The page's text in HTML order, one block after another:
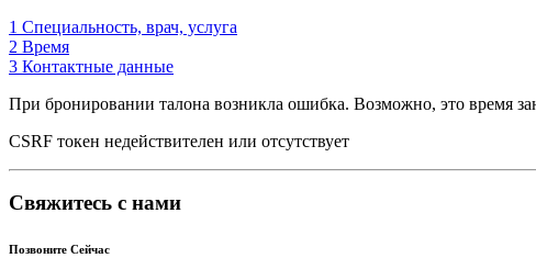
1 Специальность, врач, услуга
2 Время
3 Контактные данные
При бронировании талона возникла ошибка. Возможно, это время
CSRF токен недействителен или отсутствует
Свяжитесь с нами
Позвоните Сейчас